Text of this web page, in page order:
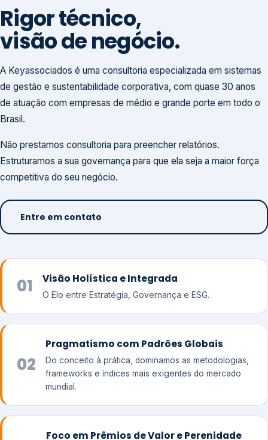
Rigor técnico,
visão de negócio.
A Keyassociados é uma consultoria especializada em sistemas
de gestão e sustentabilidade corporativa, com quase 30 anos
de atuação com empresas de médio e grande porte em todo o
Brasil.
Não prestamos consultoria para preencher relatórios.
Estruturamos a sua governança para que ela seja a maior força
competitiva do seu negócio.
Entre em contato
01 Visão Holística e Integrada
O Elo entre Estratégia, Governança e ESG.
02
Pragmatismo com Padrões Globais
Do conceito à prática, dominamos as metodologias,
frameworks e índices mais exigentes do mercado
mundial.
Foco em Prêmios de Valor e Perenidade